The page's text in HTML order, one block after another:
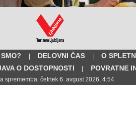
| DELOVNI ČAS |
O
O DOSTOPNOSTI | POVRATNE
sprememba: četrtek 6. avgust 2026, 4:54.